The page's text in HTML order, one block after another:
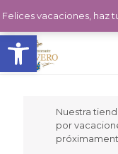
Abrir barra de
Nuestra
por
Felices vacaciones, haz